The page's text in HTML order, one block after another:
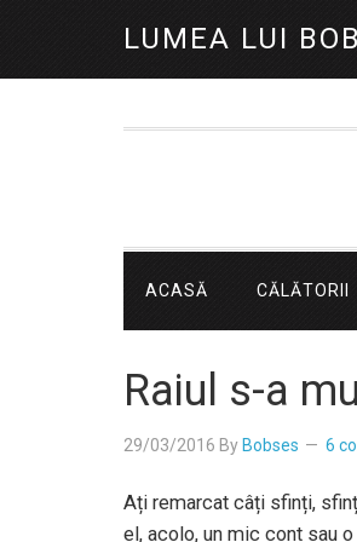
LUMEA LUI
ACASĂ CĂLĂTORII
Raiul s-a
29/03/2016 By Bobses 6
Ați remarcat câți sfinți,
el, acolo, un mic cont sau